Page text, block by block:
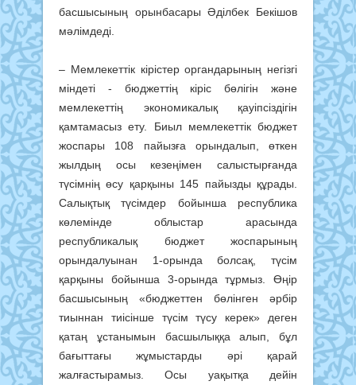
басшысының орынбасары Әділбек Бекішов
мәлімдеді.
– Мемлекеттік кірістер органдарының негізгі
міндеті - бюджеттің кіріс бөлігін және
мемлекеттің экономикалық қауіпсіздігін
қамтамасыз ету. Биыл мемлекеттік бюджет
жоспары 108 пайызға орындалып, өткен
жылдың осы кезеңімен салыстырғанда
түсімнің өсу қарқыны 145 пайызды құрады.
Салықтық түсімдер бойынша республика
көлемінде облыстар арасында
республикалық бюджет жоспарының
орындалуынан 1-орында болсақ, түсім
қарқыны бойынша 3-орында тұрмыз. Өңір
басшысының «бюджеттен бөлінген әрбір
тиыннан тиісінше түсім түсу керек» деген
қатаң ұстанымын басшылыққа алып, бұл
бағыттағы жұмыстарды әрі қарай
жалғастырамыз. Осы уақытқа дейін